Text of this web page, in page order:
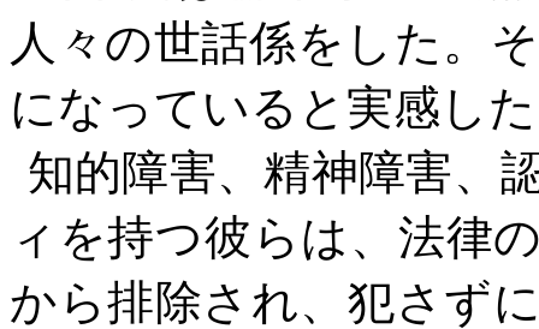
人々の世話係をした。
になっていると実感し
知的障害、精神障害、
ィを持つ彼らは、法律
から排除され、犯さず